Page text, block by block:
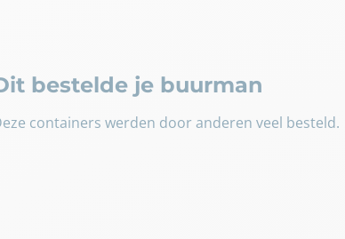
bestelde je buurman
containers werden door anderen veel besteld.